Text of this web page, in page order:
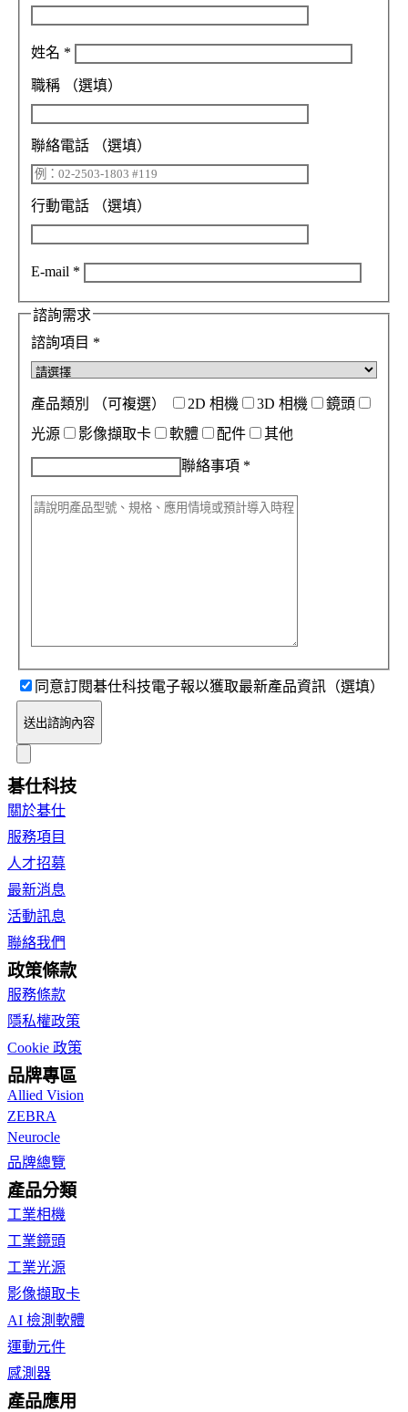
姓名 *
職稱 （選填）
聯絡電話 （選填）
行動電話 （選填）
E-mail *
諮詢需求
諮詢項目 *
產品類別 （可複選） 2D 相機 3D 相機
鏡頭
光源
影像擷取卡 軟體 配件 其他
聯絡事項 *
同意訂閱碁仕科技電子報以獲取最新產品資訊（選填）
送出諮詢內容
碁仕科技
關於碁仕
服務項目
人才招募
最新消息
活動訊息
聯絡我們
政策條款
服務條款
隱私權政策
Cookie 政策
品牌專區
Allied Vision
ZEBRA
Neurocle
品牌總覽
產品分類
工業相機
工業鏡頭
工業光源
影像擷取卡
AI 檢測軟體
運動元件
感測器
產品應用